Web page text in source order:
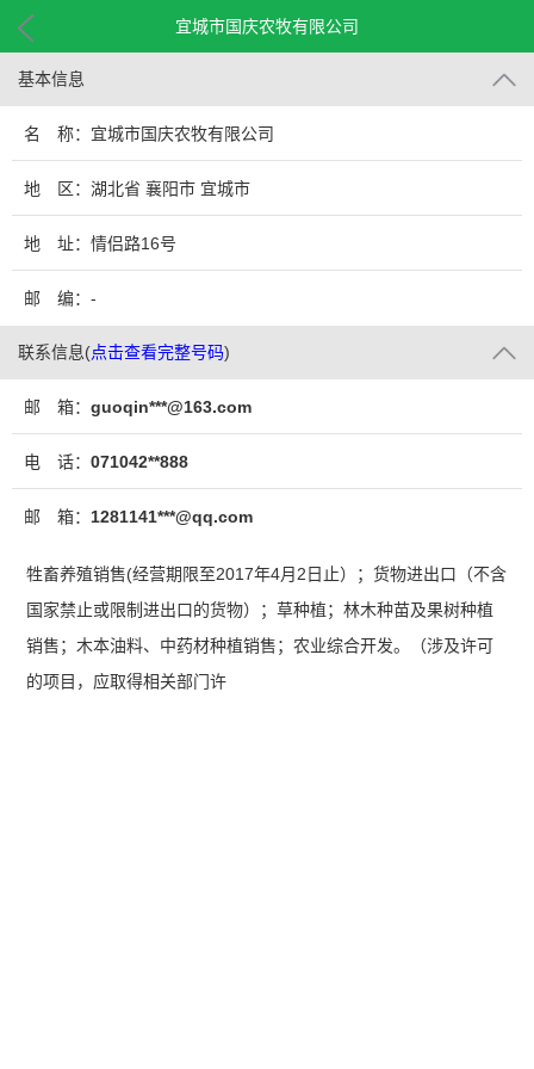
宜城市国庆农牧有限公司
基本信息
名 称：宜城市国庆农牧有限公司
地 区：湖北省 襄阳市 宜城市
地 址：情侣路16号
邮 编：-
联系信息(点击查看完整号码)
邮 箱： guoqin***@163.com
电 话： 071042**888
邮 箱： 1281141***@qq.com
牲畜养殖销售(经营期限至2017年4月2日止）；货物进出口（不含
国家禁止或限制进出口的货物）；草种植；林木种苗及果树种植
销售；木本油料、中药材种植销售；农业综合开发。（涉及许可
的项目，应取得相关部门许